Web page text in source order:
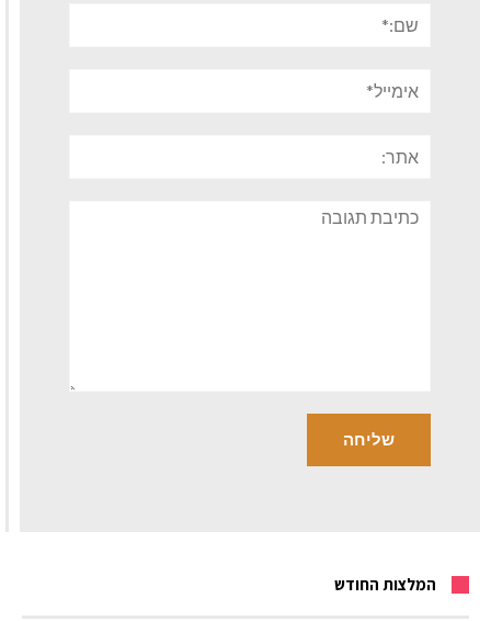
תגובה
המלצות החודש